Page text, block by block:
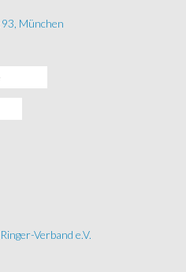
München